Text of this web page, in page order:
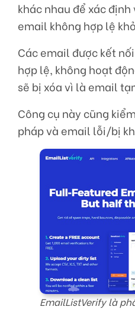
khác nhau để xác
email không hợp lệ
Các email được kết
hợp lệ, không hoạt
sẽ bị xóa vì là email
Công cụ này cũng
pháp và email lỗi/bị
EmailListVerify là